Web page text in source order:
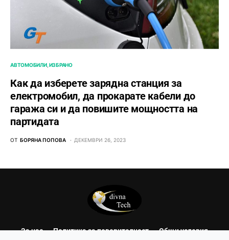
АВТОМОБИЛИ ИЗБРАНО
Как да изберете зарядна станция за
електромобил, да прокарате кабели до
гаража си и да повишите мощността на
партидата
ОТ БОРЯНА ПОПОВА ДЕКЕМВРИ 26, 2023
За нас Политика за поверителност Общи условия